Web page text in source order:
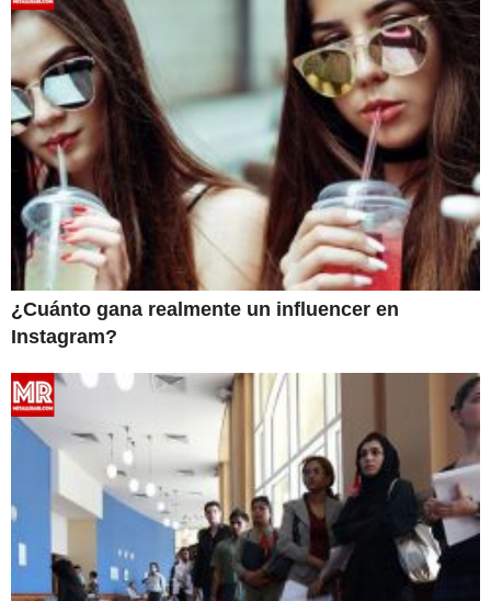
¿Cuánto gana realmente un influencer en
Instagram?